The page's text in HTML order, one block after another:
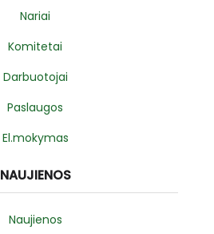
Nariai
Komitetai
Darbuotojai
Paslaugos
El.mokymas
NAUJIENOS
Naujienos